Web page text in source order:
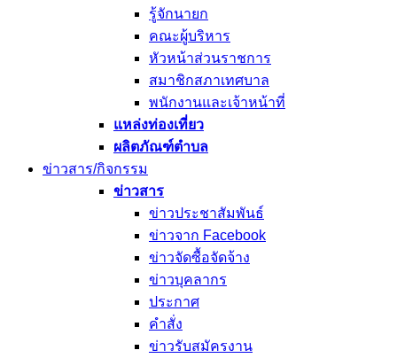
รู้จักนายก
คณะผู้บริหาร
หัวหน้าส่วนราชการ
สมาชิกสภาเทศบาล
พนักงานและเจ้าหน้าที่
แหล่งท่องเที่ยว
ผลิตภัณฑ์ตำบล
ข่าวสาร/กิจกรรม
ข่าวสาร
ข่าวประชาสัมพันธ์
ข่าวจาก Facebook
ข่าวจัดซื้อจัดจ้าง
ข่าวบุคลากร
ประกาศ
คำสั่ง
ข่าวรับสมัครงาน